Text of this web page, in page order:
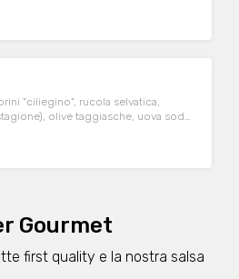
"ciliegino", rucola selvatica,
olive taggiasche, uova sode
Gourmet
first quality e la nostra salsa